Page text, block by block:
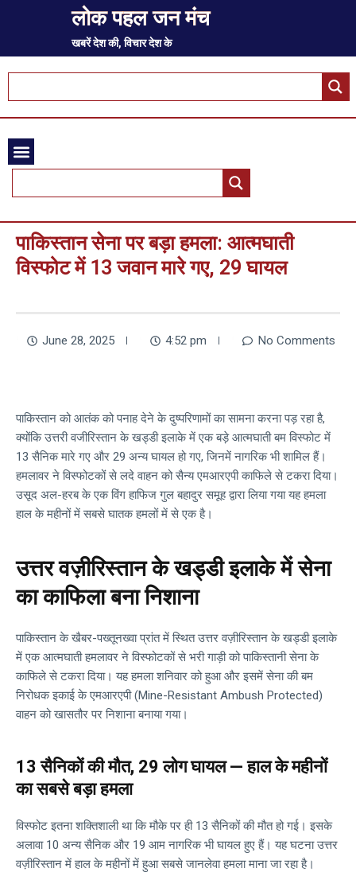
लोक पहल जन मंच
खबरें देश की, विचार देश के
पाकिस्तान सेना पर बड़ा हमला: आत्मघाती
विस्फोट में 13 जवान मारे गए, 29 घायल
June 28, 2025 4:52 pm No Comments
पाकिस्तान को आतंक को पनाह देने के दुष्परिणामों का सामना करना पड़ रहा है,
क्योंकि उत्तरी वजीरिस्तान के खड्डी इलाके में एक बड़े आत्मघाती बम विस्फोट में
13 सैनिक मारे गए और 29 अन्य घायल हो गए, जिनमें नागरिक भी शामिल हैं।
हमलावर ने विस्फोटकों से लदे वाहन को सैन्य एमआरएपी काफिले से टकरा दिया।
उसूद अल-हरब के एक विंग हाफिज गुल बहादुर समूह द्वारा लिया गया यह हमला
हाल के महीनों में सबसे घातक हमलों में से एक है।
उत्तर वज़ीरिस्तान के खड्डी इलाके में सेना
का काफिला बना निशाना
पाकिस्तान के खैबर-पख्तूनख्वा प्रांत में स्थित उत्तर वज़ीरिस्तान के खड्डी इलाके
में एक आत्मघाती हमलावर ने विस्फोटकों से भरी गाड़ी को पाकिस्तानी सेना के
काफिले से टकरा दिया। यह हमला शनिवार को हुआ और इसमें सेना की बम
निरोधक इकाई के एमआरएपी (Mine-Resistant Ambush Protected)
वाहन को खासतौर पर निशाना बनाया गया।
13 सैनिकों की मौत, 29 लोग घायल — हाल के महीनों
का सबसे बड़ा हमला
विस्फोट इतना शक्तिशाली था कि मौके पर ही 13 सैनिकों की मौत हो गई। इसके
अलावा 10 अन्य सैनिक और 19 आम नागरिक भी घायल हुए हैं। यह घटना उत्तर
वज़ीरिस्तान में हाल के महीनों में हुआ सबसे जानलेवा हमला माना जा रहा है।